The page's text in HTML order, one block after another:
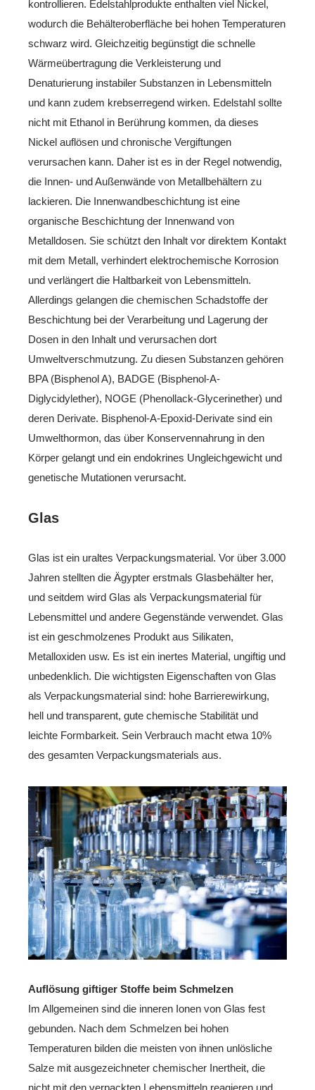
kontrollieren. Edelstahlprodukte enthalten viel Nickel,
wodurch die Behälteroberfläche bei hohen Temperaturen
schwarz wird. Gleichzeitig begünstigt die schnelle
Wärmeübertragung die Verkleisterung und
Denaturierung instabiler Substanzen in Lebensmitteln
und kann zudem krebserregend wirken. Edelstahl sollte
nicht mit Ethanol in Berührung kommen, da dieses
Nickel auflösen und chronische Vergiftungen
verursachen kann. Daher ist es in der Regel notwendig,
die Innen- und Außenwände von Metallbehältern zu
lackieren. Die Innenwandbeschichtung ist eine
organische Beschichtung der Innenwand von
Metalldosen. Sie schützt den Inhalt vor direktem Kontakt
mit dem Metall, verhindert elektrochemische Korrosion
und verlängert die Haltbarkeit von Lebensmitteln.
Allerdings gelangen die chemischen Schadstoffe der
Beschichtung bei der Verarbeitung und Lagerung der
Dosen in den Inhalt und verursachen dort
Umweltverschmutzung. Zu diesen Substanzen gehören
BPA (Bisphenol A), BADGE (Bisphenol-A-
Diglycidylether), NOGE (Phenollack-Glycerinether) und
deren Derivate. Bisphenol-A-Epoxid-Derivate sind ein
Umwelthormon, das über Konservennahrung in den
Körper gelangt und ein endokrines Ungleichgewicht und
genetische Mutationen verursacht.
Glas
Glas ist ein uraltes Verpackungsmaterial. Vor über 3.000
Jahren stellten die Ägypter erstmals Glasbehälter her,
und seitdem wird Glas als Verpackungsmaterial für
Lebensmittel und andere Gegenstände verwendet. Glas
ist ein geschmolzenes Produkt aus Silikaten,
Metalloxiden usw. Es ist ein inertes Material, ungiftig und
unbedenklich. Die wichtigsten Eigenschaften von Glas
als Verpackungsmaterial sind: hohe Barrierewirkung,
hell und transparent, gute chemische Stabilität und
leichte Formbarkeit. Sein Verbrauch macht etwa 10%
des gesamten Verpackungsmaterials aus.
Auflösung giftiger Stoffe beim Schmelzen
Im Allgemeinen sind die inneren Ionen von Glas fest
gebunden. Nach dem Schmelzen bei hohen
Temperaturen bilden die meisten von ihnen unlösliche
Salze mit ausgezeichneter chemischer Inertheit, die
nicht mit den verpackten Lebensmitteln reagieren und